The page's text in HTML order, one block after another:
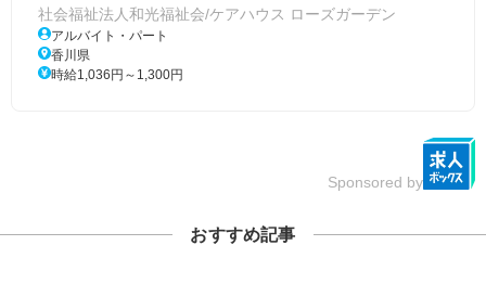
社会福祉法人和光福祉会/ケアハウス ローズガーデン
アルバイト・パート
香川県
時給1,036円～1,300円
Sponsored by
おすすめ記事